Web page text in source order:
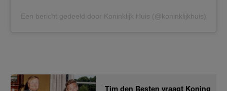
Een bericht gedeeld door Koninklijk Huis (@koninklijkhuis)
Tim den Besten vraagt Koning